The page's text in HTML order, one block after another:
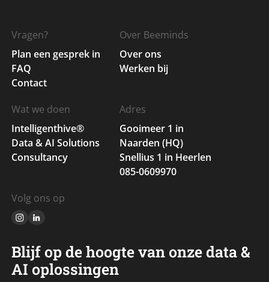
Vragen?
Plan een gesprek in
FAQ
Contact
Over Beeminds
Over ons
Werken bij
Wat we doen
Intelligenthive®
Data & AI Solutions
Consultancy
Adres
Gooimeer 1 in
Naarden (HQ)
Snellius 1 in Heerlen
085-0609970
Volg ons op
Blijf op de hoogte van onze data &
AI oplossingen